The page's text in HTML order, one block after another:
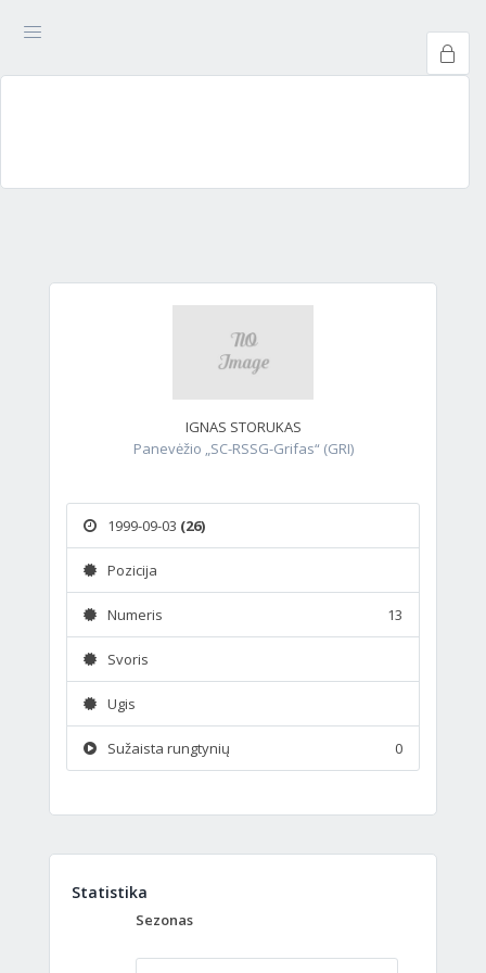
IGNAS STORUKAS
Panevėžio „SC-RSSG-Grifas“ (GRI)
1999-09-03 (26)
Pozicija
Numeris 13
Svoris
Ugis
Sužaista rungtynių 0
Statistika
Sezonas